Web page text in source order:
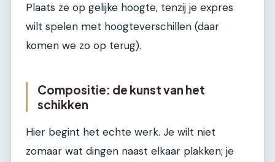
Plaats ze op gelijke hoogte, tenzij je expres
wilt spelen met hoogteverschillen (daar
komen we zo op terug).
Compositie: de kunst van het
schikken
Hier begint het echte werk. Je wilt niet
zomaar wat dingen naast elkaar plakken; je